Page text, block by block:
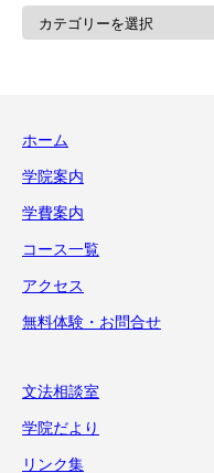
ホーム
学院案内
学費案内
コース一覧
アクセス
無料体験・お問合せ
文法相談室
学院だより
リンク集